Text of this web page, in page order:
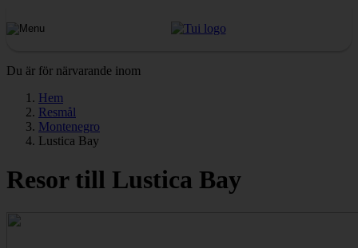
Du är för närvarande inom
Hem
Resmål
Montenegro
Lustica Bay
Resor till Lustica Bay